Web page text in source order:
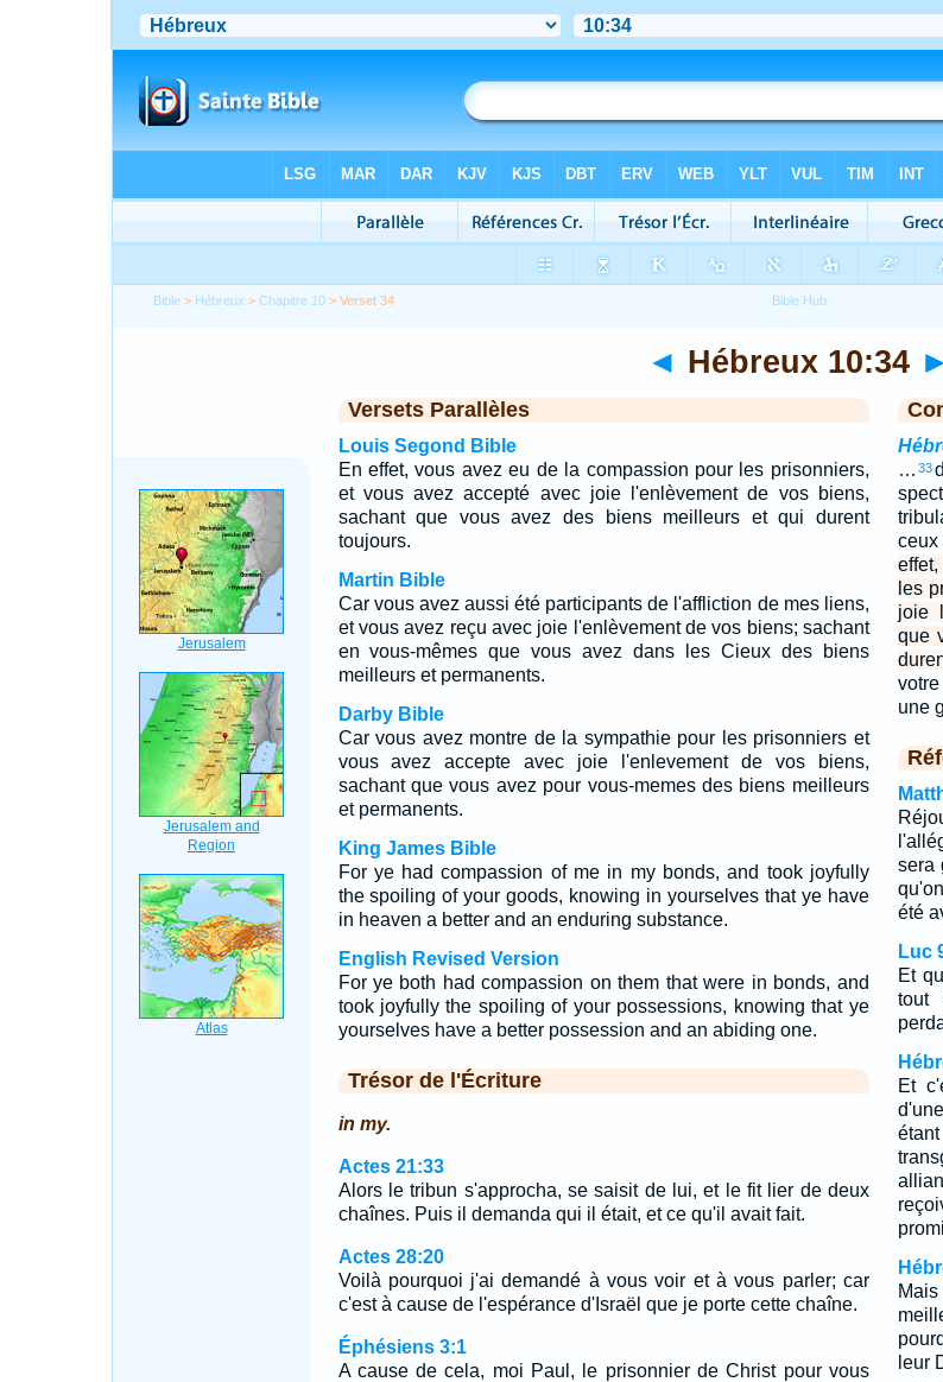
Bible > Hébreux >Chapitre 10 > Verset 34
◄ Hébreux 10:34 ►
Versets Parallèles
Louis Segond Bible
En effet, vous avez eu de la compassion pour les prisonniers,
et vous avez accepté avec joie l'enlèvement de vos biens,
sachant que vous avez des biens meilleurs et qui durent
toujours.
Martin Bible
Car vous avez aussi été participants de l'affliction de mes liens,
et vous avez reçu avec joie l'enlèvement de vos biens; sachant
en vous-mêmes que vous avez dans les Cieux des biens
meilleurs et permanents.
Darby Bible
Car vous avez montre de la sympathie pour les prisonniers et
vous avez accepte avec joie l'enlevement de vos biens,
sachant que vous avez pour vous-memes des biens meilleurs
et permanents.
King James Bible
For ye had compassion of me in my bonds, and took joyfully
the spoiling of your goods, knowing in yourselves that ye have
in heaven a better and an enduring substance.
English Revised Version
For ye both had compassion on them that were in bonds, and
took joyfully the spoiling of your possessions, knowing that ye
yourselves have a better possession and an abiding one.
Trésor de l'Écriture
in my.
Actes 21:33
Alors le tribun s'approcha, se saisit de lui, et le fit lier de deux
chaînes. Puis il demanda qui il était, et ce qu'il avait fait.
Actes 28:20
Voilà pourquoi j'ai demandé à vous voir et à vous parler; car
c'est à cause de l'espérance d'Israël que je porte cette chaîne.
Éphésiens 3:1
A cause de cela, moi Paul, le prisonnier de Christ pour vous
… 33
les
joie
que
une
sera
été
Luc
Et
tout
Et
leur